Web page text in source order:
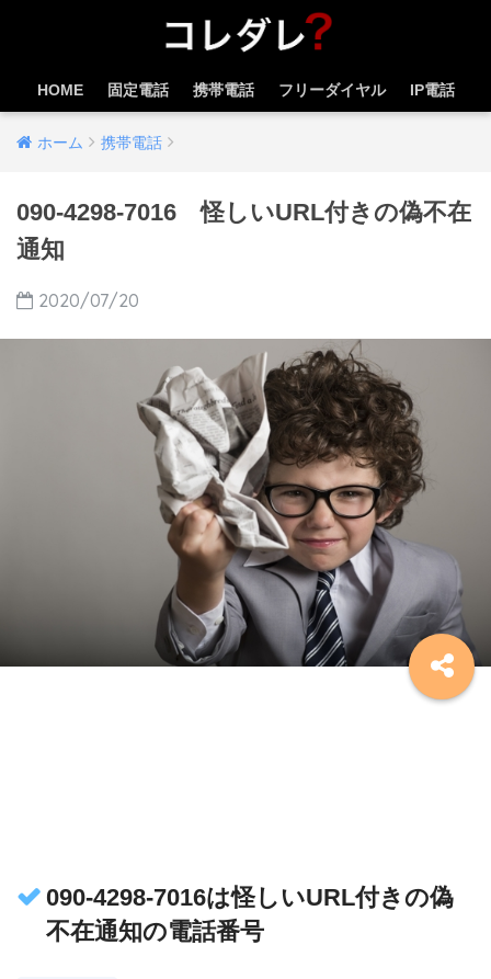
HOME 固定電話 携帯電話 フリーダイヤル IP電話
ホーム 携帯電話
090-4298-7016 怪しいURL付きの偽不在
通知
2020/07/20
090-4298-7016は怪しいURL付きの偽
不在通知の電話番号